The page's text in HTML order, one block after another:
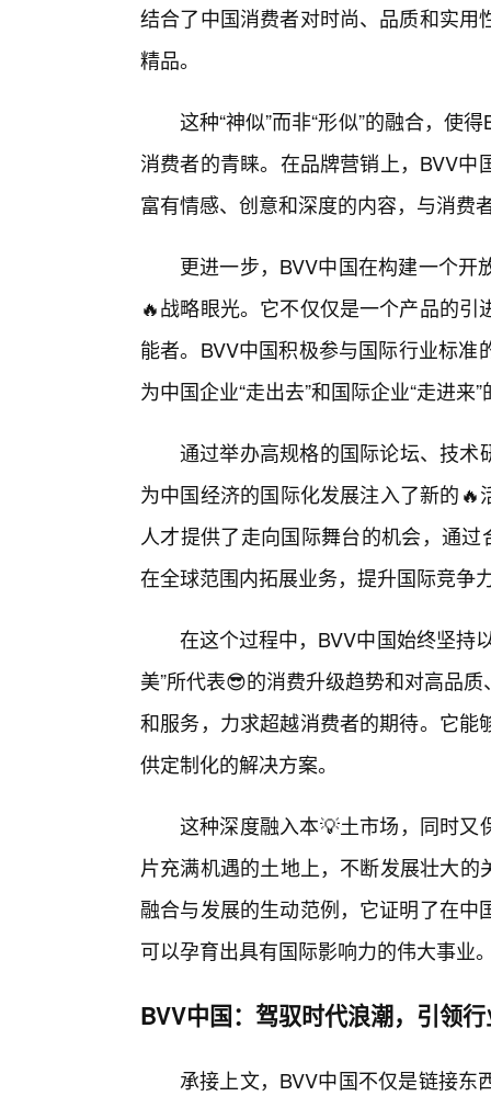
结合了中国消费者对时尚、品质和实
精品。
这种“神似”而非“形似”的融合，使
消费者的青睐。在品牌营销上，BVV
富有情感、创意和深度的内容，与消费
更进一步，BVV中国在构建一个
🔥战略眼光。它不仅仅是一个产品的
能者。BVV中国积极参与国际行业标
为中国企业“走出去”和国际企业“走进来
通过举办高规格的国际论坛、技术
为中国经济的国际化发展注入了新的
人才提供了走向国际舞台的机会，通
在全球范围内拓展业务，提升国际竞争
在这个过程中，BVV中国始终坚持
美”所代表😎的消费升级趋势和对高品
和服务，力求超越消费者的期待。它
供定制化的解决方案。
这种深度融入本💡土市场，同时又
片充满机遇的土地上，不断发展壮大
融合与发展的生动范例，它证明了在
可以孕育出具有国际影响力的伟大事业
BVV中国：驾驭时代浪潮，引领
承接上文，BVV中国不仅是链接